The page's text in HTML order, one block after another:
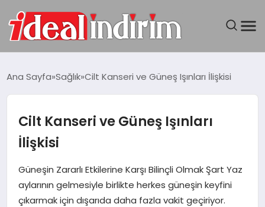
BILGISAYAR
DÜNYA
TEKNOLOJI
Ana Sayfa Sağlık Cilt Kanseri ve Güneş Işınları İlişkisi
Cilt Kanseri ve Güneş Işınları
İlişkisi
Güneşin Zararlı Etkilerine Karşı Bilinçli Olmak Şart Yaz
aylarının gelmesiyle birlikte herkes güneşin keyfini
çıkarmak için dışarıda daha fazla vakit geçiriyor.